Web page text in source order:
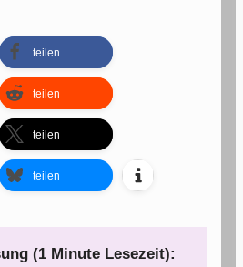
teilen
teilen
teilen
teilen
(1 Minute Lesezeit):